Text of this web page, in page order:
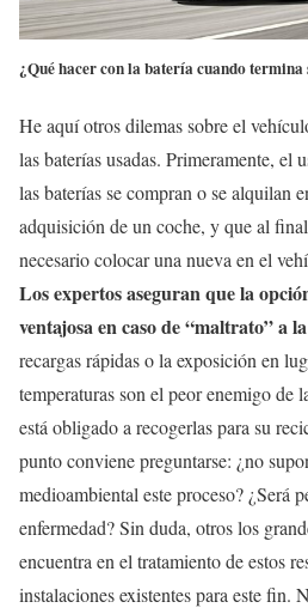
¿Qué hacer con la batería cuando
He aquí otros dilemas sobre el
las baterías usadas. Primeramente, el
las baterías se compran o se alquilan
adquisición de un coche, y que al
necesario colocar una nueva en el
Los expertos aseguran que la
ventajosa en caso de “maltrato” a
recargas rápidas o la exposición en
temperaturas son el peor enemigo de
está obligado a recogerlas para su
punto conviene preguntarse: ¿no
medioambiental este proceso? ¿Será
enfermedad? Sin duda, otros los
encuentra en el tratamiento de estos
instalaciones existentes para este fin.